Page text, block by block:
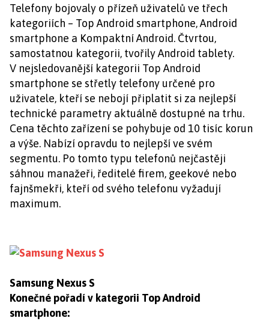
Telefony bojovaly o přízeň uživatelů ve třech
kategoriích – Top Android smartphone, Android
smartphone a Kompaktní Android. Čtvrtou,
samostatnou kategorii, tvořily Android tablety.
V nejsledovanější kategorii Top Android
smartphone se střetly telefony určené pro
uživatele, kteří se nebojí připlatit si za nejlepší
technické parametry aktuálně dostupné na trhu.
Cena těchto zařízení se pohybuje od 10 tisíc korun
a výše. Nabízí opravdu to nejlepší ve svém
segmentu. Po tomto typu telefonů nejčastěji
sáhnou manažeři, ředitelé firem, geekové nebo
fajnšmekři, kteří od svého telefonu vyžadují
maximum.
Samsung Nexus S
Konečné pořadí v kategorii Top Android
smartphone: